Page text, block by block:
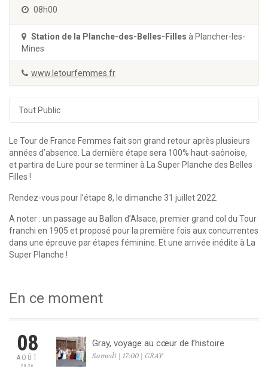
08h00
Station de la Planche-des-Belles-Filles à Plancher-les-
Mines
www.letourfemmes.fr
Tout Public
Le Tour de France Femmes fait son grand retour après plusieurs
années d’absence. La dernière étape sera 100% haut-saônoise,
et partira de Lure pour se terminer à La Super Planche des Belles
Filles !
Rendez-vous pour l’étape 8, le dimanche 31 juillet 2022.
A noter : un passage au Ballon d’Alsace, premier grand col du Tour
franchi en 1905 et proposé pour la première fois aux concurrentes
dans une épreuve par étapes féminine. Et une arrivée inédite à La
Super Planche !
En ce moment
08
AOÛT
2026
Gray, voyage au cœur de l’histoire
Samedi | 17:00 | GRAY